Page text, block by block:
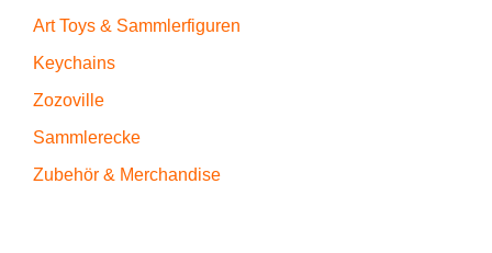
Art Toys & Sammlerfiguren
Keychains
Zozoville
Sammlerecke
Zubehör & Merchandise